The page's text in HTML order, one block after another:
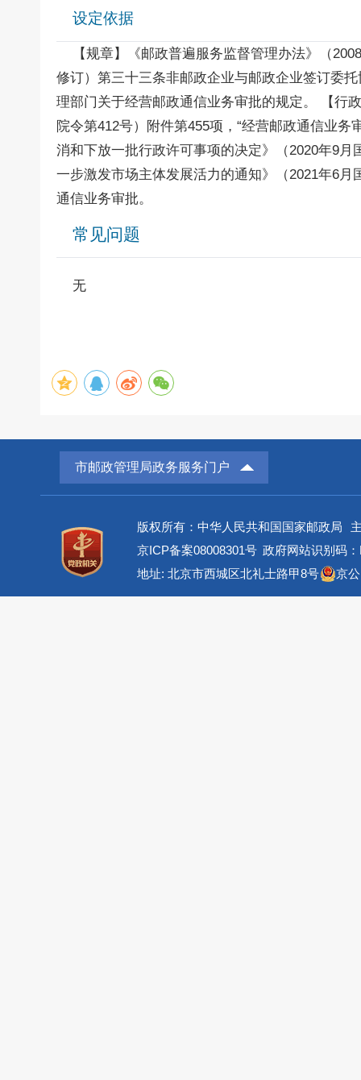
设定依据
【规章】《邮政普遍服务监督管理办法》（
修订）第三十三条非邮政企业与邮政企业签订委
理部门关于经营邮政通信业务审批的规定。 【行
院令第412号）附件第455项，“经营邮政通信业
消和下放一批行政许可事项的决定》（2020年9
一步激发市场主体发展活力的通知》（2021年6
通信业务审批。
常见问题
无
市邮政管理局政务服务门户
版权所有：中华人民共和国国家邮政局
京ICP备案08008301号 政府网站识别码
地址: 北京市西城区北礼士路甲8号
京